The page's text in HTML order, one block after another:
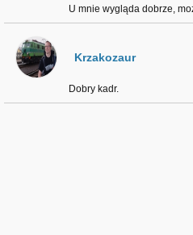
U mnie wygląda dobrze,
Krzakozaur
Dobry kadr.